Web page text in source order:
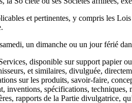
et pertinentes, y compris les
un dimanche ou un jour férié
disponible sur support papier
et similaires, divulguée,
sur les produits, savoir-faire,
inventions, spécifications,
rapports de la Partie divulgatrice,